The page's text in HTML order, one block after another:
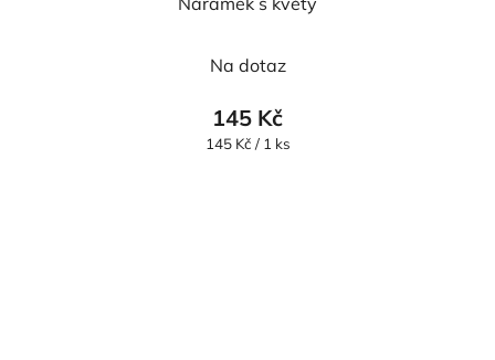
Na dotaz
145 Kč
Měrná
145 Kč / 1 ks